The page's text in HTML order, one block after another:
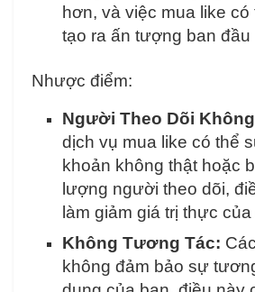
hơn, và việc mua like có
tạo ra ấn tượng ban
Nhược điểm:
Người Theo Dõi
dịch vụ mua like có thể
khoản không thật hoặc
lượng người theo dõi,
làm giảm giá trị thực
Không Tương Tác:
không đảm bảo sự